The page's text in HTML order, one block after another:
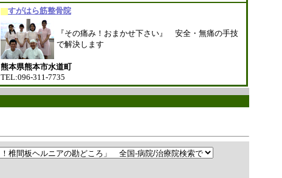
すがはら筋整骨院
『その痛み！おまかせ下さい』 安全・無痛の手技
で解決します
熊本県熊本市水道町
TEL:096-311-7735